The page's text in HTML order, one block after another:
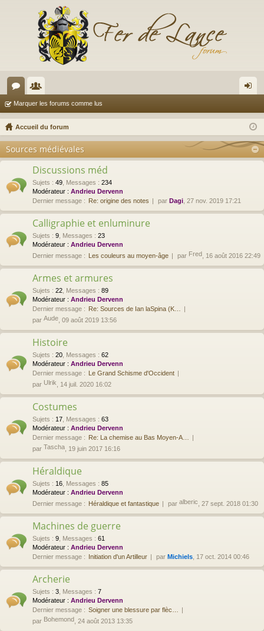
or
u
s
e
m
es
ne
on
Marquer les forums comme lus
Accueil du forum
Sources médiévales
Discussions méd
Sujets : 49 Messages : 234
Modérateur : Andrieu Dervenn
Dernier message : Re: origine des notes par Dagi , 27 nov. 2019 17:21
Calligraphie et enluminure
Sujets : 9 Messages : 23
Modérateur : Andrieu Dervenn
Dernier message : Les couleurs au moyen-âge par Fred , 16 août 2016 22:49
Armes et armures
Sujets : 22 Messages : 89
Modérateur : Andrieu Dervenn
Dernier message : Re: Sources de Ian laSpina (K…
par Aude , 09 août 2019 13:56
Histoire
Sujets : 20 Messages : 62
Modérateur : Andrieu Dervenn
Dernier message : Le Grand Schisme d'Occident
par Ulrik , 14 juil. 2020 16:02
Costumes
Sujets : 17 Messages : 63
Modérateur : Andrieu Dervenn
Dernier message : Re: La chemise au Bas Moyen-A…
par Tascha , 19 juin 2017 16:16
Héraldique
Sujets : 16 Messages : 85
Modérateur : Andrieu Dervenn
Dernier message : Héraldique et fantastique par alberic , 27 sept. 2018 01:30
Machines de guerre
Sujets : 9 Messages : 61
Modérateur : Andrieu Dervenn
Dernier message : Initiation d'un Artilleur par Michiels , 17 oct. 2014 00:46
Archerie
Sujets : 3 Messages : 7
Modérateur : Andrieu Dervenn
Dernier message : Soigner une blessure par flèc…
par Bohemond , 24 août 2013 13:35